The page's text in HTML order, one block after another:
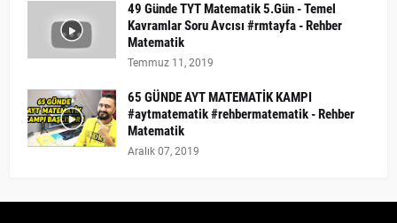
49 Günde TYT Matematik 5.Gün - Temel
Kavramlar Soru Avcısı #rmtayfa - Rehber
Matematik
Temmuz 11, 2019
65 GÜNDE AYT MATEMATİK KAMPI
#aytmatematik #rehbermatematik - Rehber
Matematik
Aralık 07, 2019